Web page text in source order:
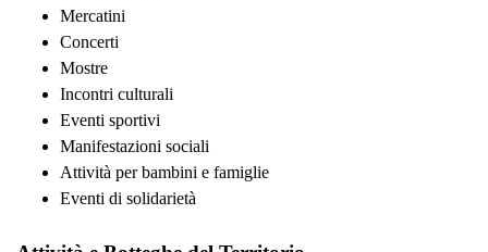
Mercatini
Concerti
Mostre
Incontri culturali
Eventi sportivi
Manifestazioni sociali
Attività per bambini e famiglie
Eventi di solidarietà